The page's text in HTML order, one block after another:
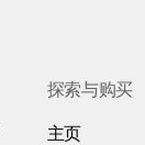
探索与购买
主页